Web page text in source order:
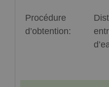
Procédure
d’obtention: